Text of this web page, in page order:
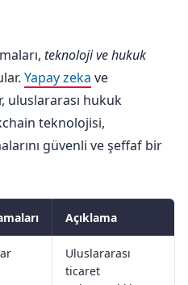
teknoloji ve hukuk
Yapay zeka ve
uluslararası hukuk
teknolojisi,
güvenli ve şeffaf bir
Açıklama
Uluslararası
ticaret